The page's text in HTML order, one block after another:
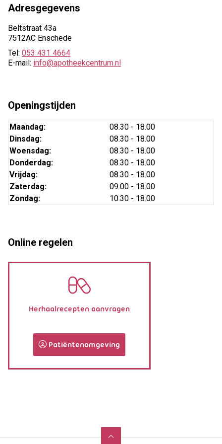
Adresgegevens
Beltstraat 43a
7512AC Enschede
Tel: 053 431 4664
E-mail: info@apotheekcentrum.nl
Openingstijden
Maandag:
08.30 - 18.00
Dinsdag:
08.30 - 18.00
Woensdag:
08.30 - 18.00
Donderdag:
08.30 - 18.00
Vrijdag:
08.30 - 18.00
Zaterdag:
09.00 - 18.00
Zondag:
10.30 - 18.00
Online regelen
Herhaalrecepten aanvragen
Patiëntenomgeving